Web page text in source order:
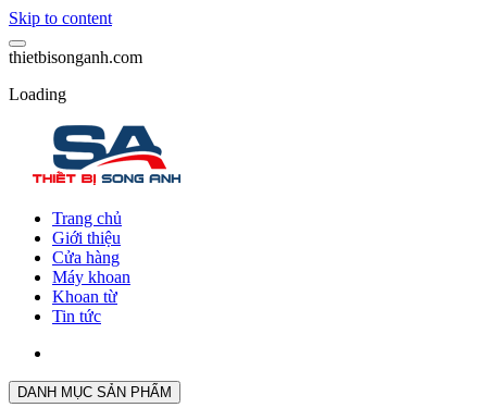
Skip to content
thietbisonganh.com
Loading
Trang chủ
Giới thiệu
Cửa hàng
Máy khoan
Khoan từ
Tin tức
DANH MỤC SẢN PHẨM